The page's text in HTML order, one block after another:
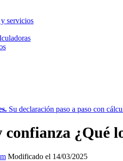
servicios
Su declaración paso a paso con
¿Qué
Modificado el 14/03/2025